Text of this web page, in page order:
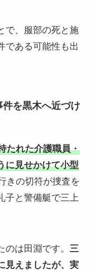
で、服部の死と施
である可能性も出
を黒木へ近づけ
たれた介護職員・
に見せかけて小型
きの切符が捜査を
子と警備艇で三上
は田淵です。 三
見えましたが、実